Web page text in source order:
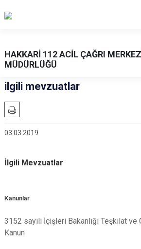
HAKKARİ 112 ACİL ÇAĞRI
MÜDÜRLÜĞÜ
ilgili mevzuatlar
03.03.2019
İlgili Mevzuatlar
Kanunlar
3152 sayılı İçişleri Bakanlığı Teşkilat ve
Kanun